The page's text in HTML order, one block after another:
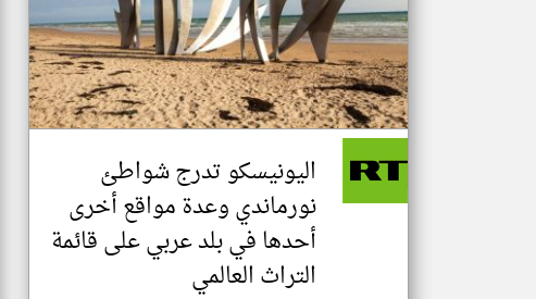
اليونيسكو تدرج شواطئ
نورماندي وعدة مواقع أخرى
أحدها في بلد عربي على قائمة
التراث العالمي